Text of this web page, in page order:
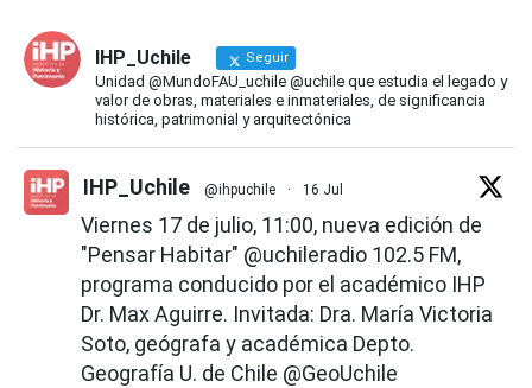
IHP_Uchile Seguir
Unidad @MundoFAU_uchile @uchile que estudia el legado y
valor de obras, materiales e inmateriales, de significancia
histórica, patrimonial y arquitectónica
IHP_Uchile @ihpuchile · 16 Jul
Viernes 17 de julio, 11:00, nueva edición de
"Pensar Habitar" @uchileradio 102.5 FM,
programa conducido por el académico IHP
Dr. Max Aguirre. Invitada: Dra. María Victoria
Soto, geógrafa y académica Depto.
Geografía U. de Chile @GeoUchile